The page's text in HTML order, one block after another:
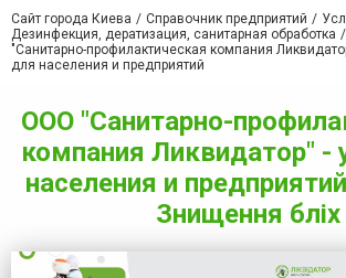
Сайт города Киева Справочник предприятий
Дезинфекция, дератизация, санитарная обработка
"Санитарно-профилактическая компания
для населения и предприятий
ООО "Санитарно-
компания Ликвидатор" -
населения и
Знищення бліх